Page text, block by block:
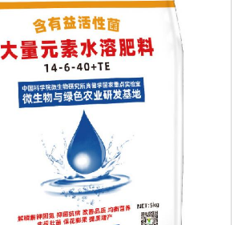
磷肥分解转化为速效钾、速效磷。3、改
剂后, 作物中的蛋白质、糖分、氮基酸、
含量有所提高, 起到改善作物品质的作
抗逆性能、提高产量分泌赤霉素、细胞
活性物质, 刺激、调节、促进作物的生长
抗逆性能, 有利于农作物的增产5、预
菌性病害如:小麦根腐病、镰刀菌、姜腐
萄孢、香蕉与棉花等枯萎病。